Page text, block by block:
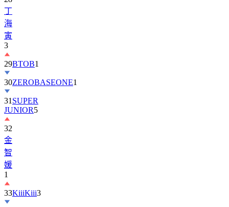
海
寅
3
29
30ZEROBASEONE
31SUPER
JUNIOR
32
金
智
媛
1
33
34MONSTA
X